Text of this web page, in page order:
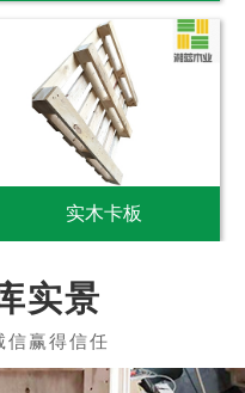
实木卡板
实景